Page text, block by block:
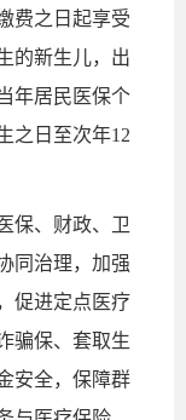
费之日起享受
的新生儿，出
年居民医保个
之日至次年12
保、财政、卫
同治理，加强
促进定点医疗
骗保、套取生
安全，保障群